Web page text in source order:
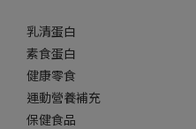
乳清蛋白
素食蛋白
健康零食
運動營養補充
保健食品